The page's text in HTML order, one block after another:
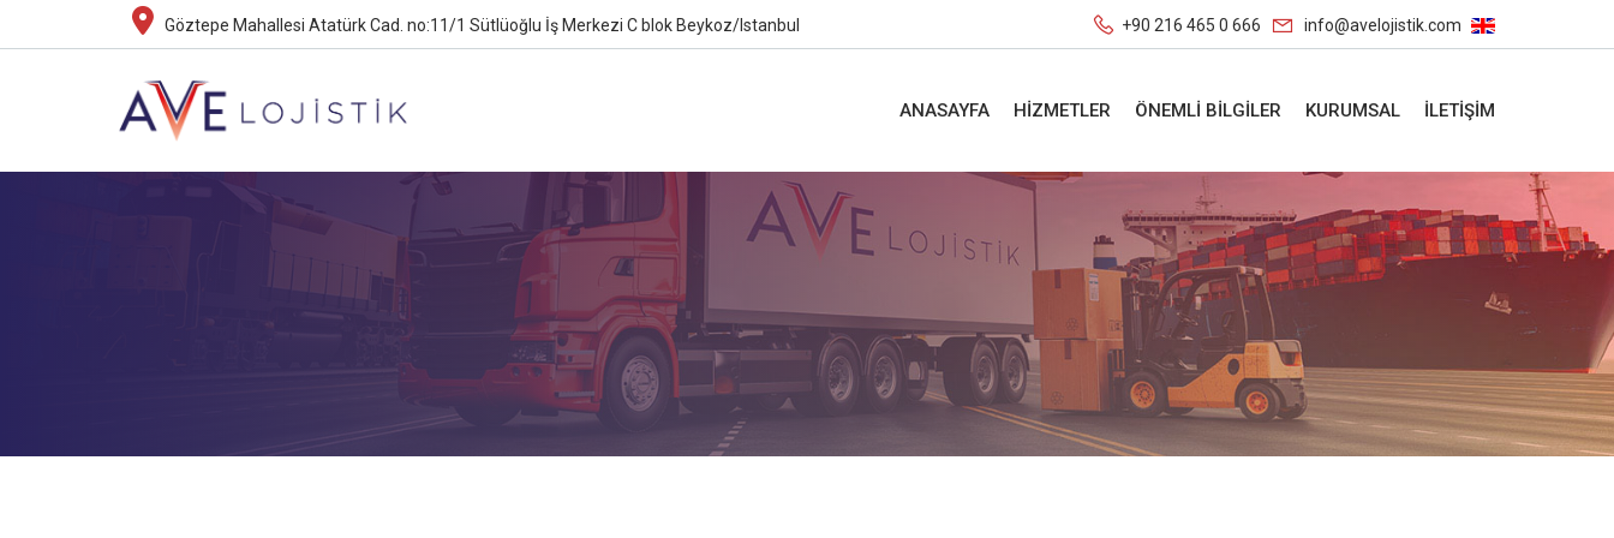
Göztepe Mahallesi Atatürk Cad. no:11/1 Sütlüoğlu İş Merkezi C blok Beykoz/Istanbul +90 216 465 0 666 info@avelojistik.com
ANASAYFA HİZMETLER ÖNEMLİ BİLGİLER KURUMSAL İLETİŞİM